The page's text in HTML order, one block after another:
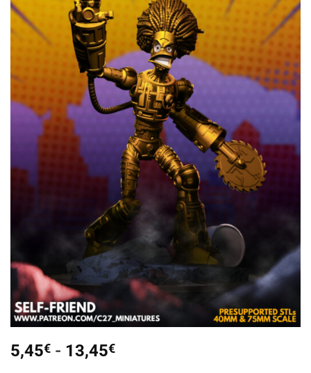
Añadir
a la
lista de
deseos
5,45€ - 13,45€Rango